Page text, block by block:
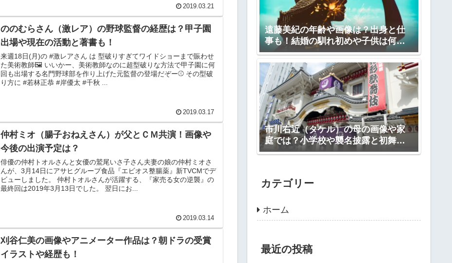
2019.03.21
ののむらさん（激レア）の野球監督の経歴は？甲子園
出場や現在の活動と著書も！
来週18日(月)の #激レアさん は 型破りすぎてワイドショーまで賑わせ
た美術教師🖼 いいかー、美術教師なのに超型破りな方法で甲子園に何
回も出場する名門野球部を作り上げた元監督の登場だぞー⚾️ その型破
り方に #若林正恭 #岸優太 #千秋 ...
2019.03.17
仲村ミオ（腸子おねえさん）が父とＣＭ共演！画像や
今後の出演予定は？
俳優の仲村トオルさんと女優の鷲尾いさ子さん夫妻の娘の仲村ミオさ
んが、3月14日にアサヒグループ食品『エビオス整腸薬』新TVCMでデ
ビューしました。 仲村トオルさんが活躍する、『家売る女の逆襲』の
最終回は2019年3月13日でした。 翌日にお...
2019.03.14
刈谷仁美の画像やアニメーター作品は？朝ドラの受賞
イラストや経歴も！
遠藤美紀の年齢や画像は？出身と仕
事も！結婚の馴れ初めや子供は何
人？
市川右近（タケル）の母の画像や家
庭では？小学校や襲名披露と初舞台
は？
カテゴリー
ホーム
最近の投稿